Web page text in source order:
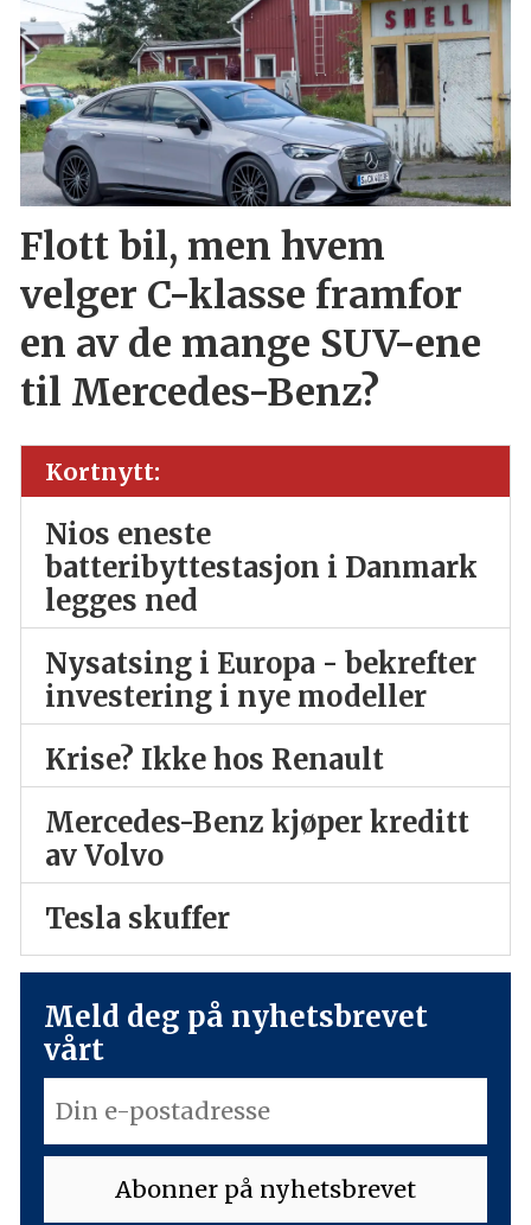
Flott bil, men hvem
velger C-klasse framfor
en av de mange SUV-ene
til Mercedes-Benz?
Kortnytt:
Nios eneste
batteribyttestasjon i Danmark
legges ned
Nysatsing i Europa - bekrefter
investering i nye modeller
Krise? Ikke hos Renault
Mercedes-Benz kjøper kreditt
av Volvo
Tesla skuffer
Meld deg på nyhetsbrevet
vårt